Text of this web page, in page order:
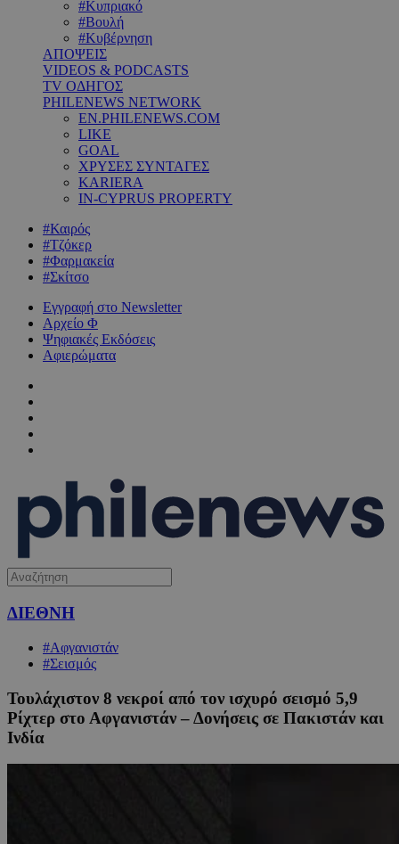
#Κυπριακό
#Βουλή
#Κυβέρνηση
ΑΠΟΨΕΙΣ
VIDEOS & PODCASTS
TV ΟΔΗΓΟΣ
PHILENEWS NETWORK
EN.PHILENEWS.COM
LIKE
GOAL
ΧΡΥΣΕΣ ΣΥΝΤΑΓΕΣ
KARIERA
IN-CYPRUS PROPERTY
#Καιρός
#Τζόκερ
#Φαρμακεία
#Σκίτσο
Εγγραφή στο Newsletter
Αρχείο Φ
Ψηφιακές Εκδόσεις
Αφιερώματα
ΔΙΕΘΝΗ
#Αφγανιστάν
#Σεισμός
Τουλάχιστον 8 νεκροί από τον ισχυρό σεισμό 5,9
Ρίχτερ στο Αφγανιστάν – Δονήσεις σε Πακιστάν και
Ινδία